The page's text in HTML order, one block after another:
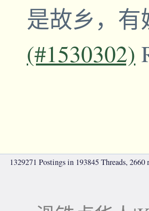
是故乡，
(#1530302)
1329271 Postings in 193845 Threads,